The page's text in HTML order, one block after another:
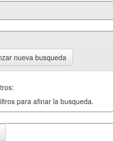
nueva busqueda
para afinar la busqueda.